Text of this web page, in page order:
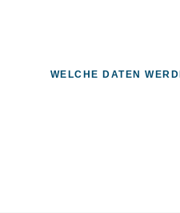
WELCHE DATEN